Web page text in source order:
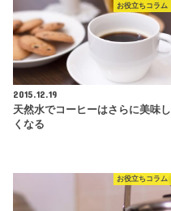
お役立ちコラム
2015.12.19
天然水でコーヒーはさらに美味し
くなる
お役立ちコラム